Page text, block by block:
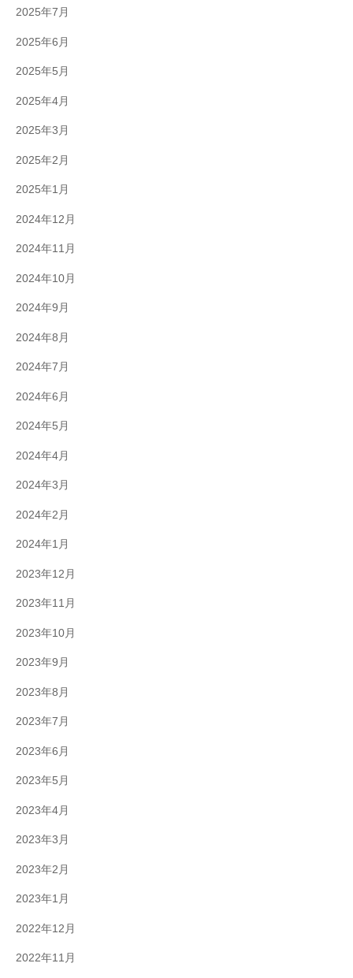
2025年7月
2025年6月
2025年5月
2025年4月
2025年3月
2025年2月
2025年1月
2024年12月
2024年11月
2024年10月
2024年9月
2024年8月
2024年7月
2024年6月
2024年5月
2024年4月
2024年3月
2024年2月
2024年1月
2023年12月
2023年11月
2023年10月
2023年9月
2023年8月
2023年7月
2023年6月
2023年5月
2023年4月
2023年3月
2023年2月
2023年1月
2022年12月
2022年11月